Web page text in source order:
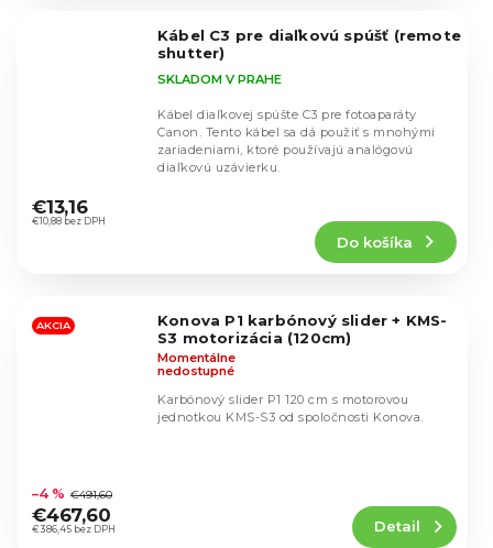
Kábel C3 pre diaľkovú spúšť (remote
shutter)
hodnotenie
produktu
hviezdičiek.
SKLADOM V PRAHE
€10,88 bez DPH
€13,16
Do košíka
Kábel diaľkovej spúšte C3 pre fotoaparáty
Canon. Tento kábel sa dá použiť s mnohými
zariadeniami, ktoré používajú analógovú
diaľkovú uzávierku.
AKCIA
Konova P1 karbónový slider + KMS-
S3 motorizácia (120cm)
hodnotenie
produktu
je
Momentálne
nedostupné
€386,45 bez DPH
–4 % €491,60
€467,60 Detail
Karbónový slider P1 120 cm s motorovou
jednotkou KMS-S3 od spoločnosti Konova.